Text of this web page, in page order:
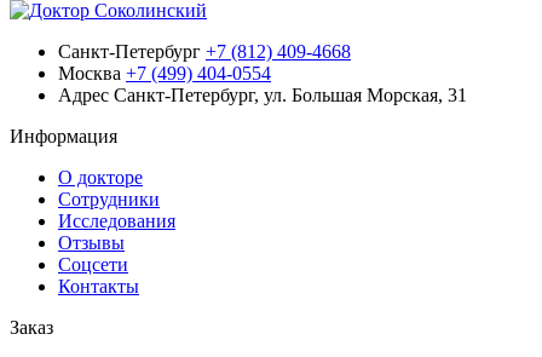
Санкт-Петербург +7 (812) 409-4668
Москва +7 (499) 404-0554
Адрес Санкт-Петербург, ул. Большая Морская, 31
Информация
О докторе
Сотрудники
Исследования
Отзывы
Соцсети
Контакты
Заказ